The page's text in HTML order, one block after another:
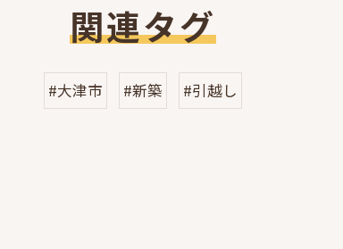
関連タグ
#大津市 #新築 #引越し